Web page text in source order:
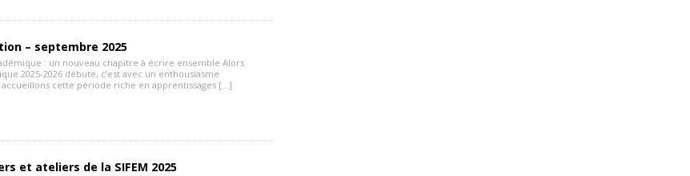
– septembre 2025
: un nouveau chapitre à écrire ensemble Alors
2025-2026 débute, c’est avec un enthousiasme
cette période riche en apprentissages […]
et ateliers de la SIFEM 2025